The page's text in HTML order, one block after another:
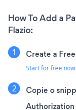
How To Add a
Flazio:
Create a
Start for free now
Copie o
Authorization